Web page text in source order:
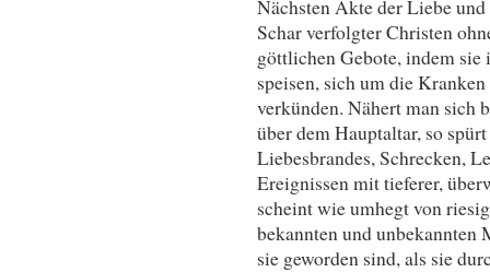
Nächsten Akte der Liebe
Schar verfolgter Christen
göttlichen Gebote, indem sie
speisen, sich um die
verkünden. Nähert man sich
über dem Hauptaltar, so
Liebesbrandes, Schrecken,
Ereignissen mit tieferer,
scheint wie umhegt von
bekannten und unbekannten
sie geworden sind, als sie